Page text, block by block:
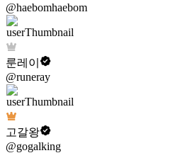
@haebomhaebom
룬레이
@runeray
고갈왕
@gogalking